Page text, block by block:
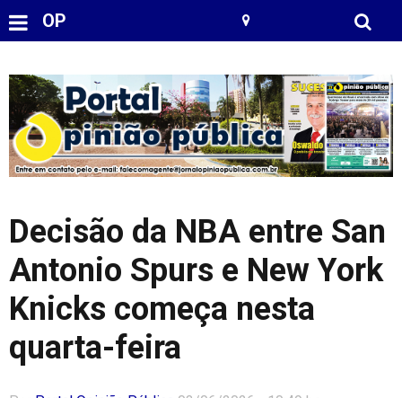
OP
Decisão da NBA entre San
Antonio Spurs e New York
Knicks começa nesta
quarta-feira